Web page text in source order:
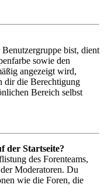
bist, dient
sowie den
angezeigt wird,
dir die Berechtigung
Bereich selbst
der Startseite?
des Forenteams,
Moderatoren. Du
wie die Foren, die